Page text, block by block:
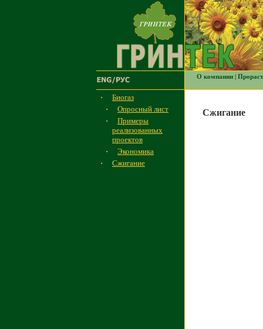
О компании|
·
Биогаз
·
Опросный лист
·
Примеры
реализованных
проектов
·
Экономика
·
Сжигание
Сжигание